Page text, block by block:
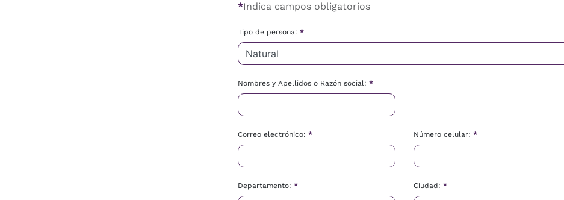
*Indica campos obligatorios
Tipo de persona: *
Nombres y Apellidos o Razón social: *
Correo electrónico: * Número celular: *
Departamento: * Ciudad: *